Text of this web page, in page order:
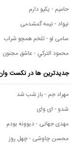
حامیم - یکیو دارم
نیواد - نیمه گمشدمی
سامی لو - تلخم همچو شراب
محمود التركي - عاشق مجنون
جدیدترین ها در نکست
مهراد جم - باز شب شد
شدو - ای وای
مهدی جهانی - دیوونه بودم
محسن چاوشی - چهل روز